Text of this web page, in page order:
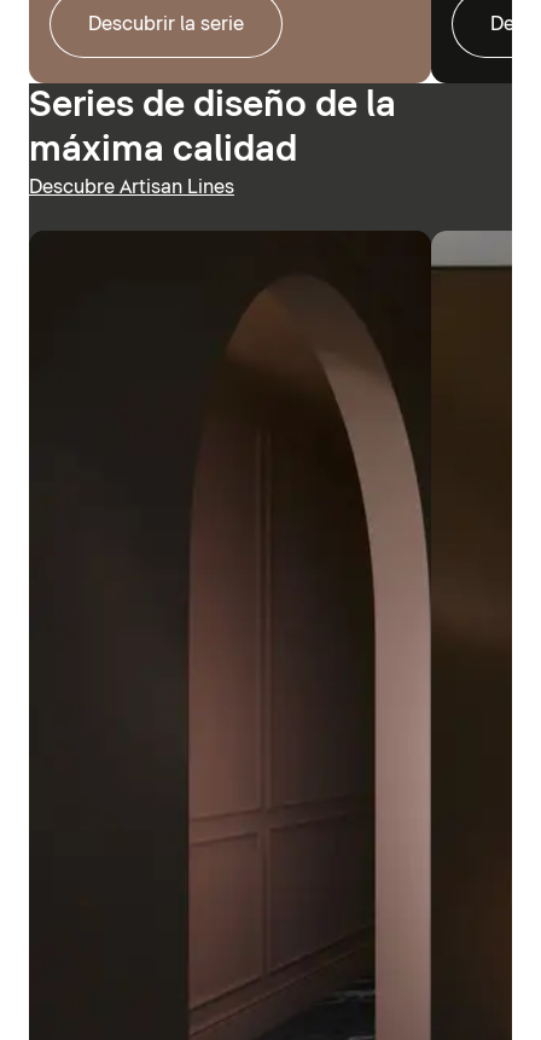
Descubrir la serie
Series de diseño de la
máxima calidad
Descubre Artisan Lines